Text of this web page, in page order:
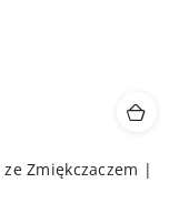
Zmiękczaczem |